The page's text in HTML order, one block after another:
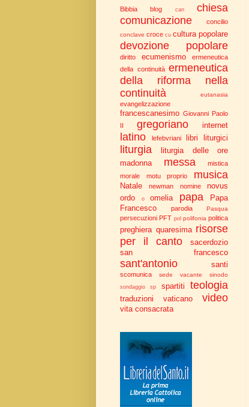
Bibbia blog can
chiesa
comunicazione
concilio
conclave croce cu cultura popolare
devozione popolare
diritto ecumenismo
ermeneutica
della continuità ermeneutica
della riforma nella
continuità
eutanasia
evangelizzazione
francescanesimo Giovanni Paolo
gregoriano internet
latino lefebvriani libri liturgici
liturgia
liturgia delle ore
madonna
messa
mistica
morale
motu proprio musica
Natale newman nomine
novus
ordo
o omelia papa
Papa
Francesco
parodia Pasqua
persecuzioni PFT pol polifonia politica
preghiera quaresima risorse
per il canto
sacerdozio
san francesco
sant'antonio santi
scomunica sede vacante sinodo
sondaggio sp spartiti teologia
traduzioni vaticano video
vita consacrata